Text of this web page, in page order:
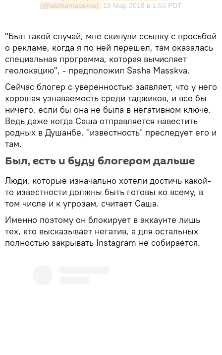
(@sashamasskva)
18 Мар 2018 в 1:53 PDT
"Был такой случай, мне скинули ссылку с просьбой
о рекламе, когда я по ней перешел, там оказалась
специальная программа, которая вычисляет
геолокацию", - предположил Sasha Masskva.
Сейчас блогер с уверенностью заявляет, что у него
хорошая узнаваемость среди таджиков, и все бы
ничего, если бы она не была в негативном ключе.
Ведь даже когда Саша отправляется навестить
родных в Душанбе, "известность" преследует его и
там.
Был, есть и буду блогером дальше
Люди, которые изначально хотели достичь какой-
то известности должны быть готовы ко всему, в
том числе и к угрозам, считает Саша.
Именно поэтому он блокирует в аккаунте лишь
тех, кто высказывает негатив, а для остальных
полностью закрывать Instagram не собирается.